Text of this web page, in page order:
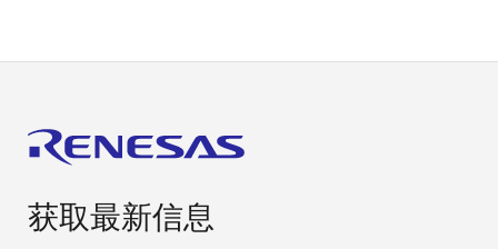
获取最新信息